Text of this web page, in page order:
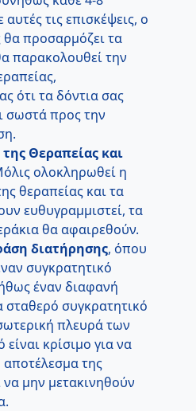
τις επισκέψεις, ο
θα προσαρμόζει τα
παρακολουθεί την
ότι τα δόντια σας
σωστά προς την
Θεραπείας και
ολοκληρωθεί η
θεραπείας και τα
ευθυγραμμιστεί, τα
θα αφαιρεθούν.
διατήρησης, όπου
συγκρατητικό
έναν διαφανή
συγκρατητικό
πλευρά των
κρίσιμο για να
αποτέλεσμα της
να μην μετακινηθούν